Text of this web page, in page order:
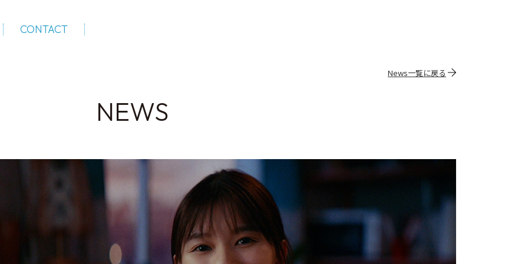
CONTACT
News一覧に戻る
NEWS